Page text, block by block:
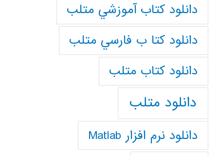
دانلود كتاب آموزشي متلب
دانلود كتا ب فارسي متلب
دانلود كتاب متلب
دانلود متلب
دانلود نرم افزار Matlab